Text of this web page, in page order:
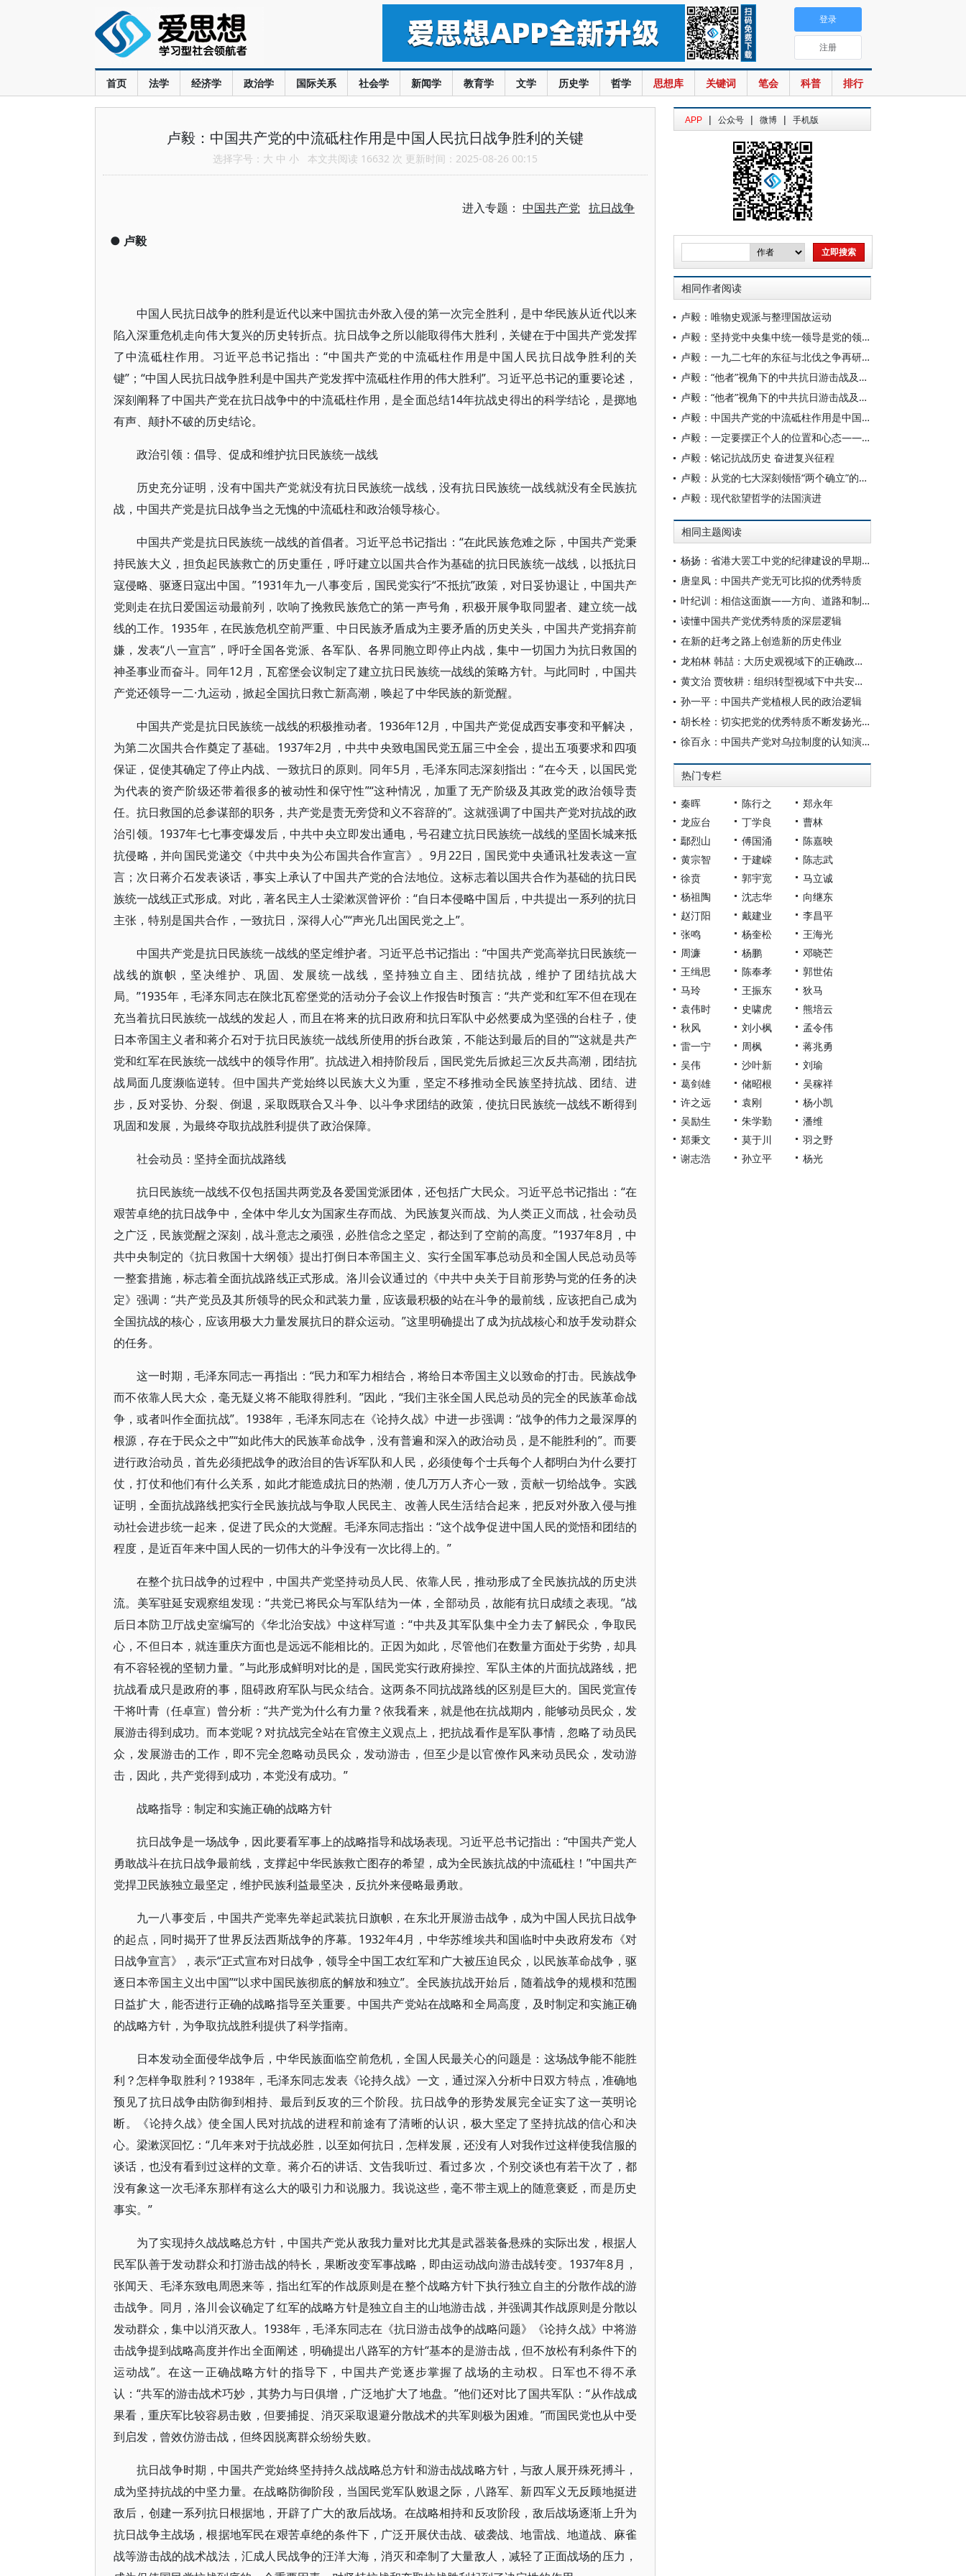
首页 法学 经济学 政治学 国际关系 社会学 新闻学 教育学 文学 历史学 哲学 思想库 关键词 笔会 科普 排行
登录
注册
卢毅：中国共产党的中流砥柱作用是中国人民抗日战争胜利的关键
选择字号： 大 中 小 本文共阅读 16632 次 更新时间：2025-08-26 00:15
进入专题： 中国共产党 抗日战争
● 卢毅
中国人民抗日战争的胜利是近代以来中国抗击外敌入侵的第一次完全胜利，是中华民族从近代以来
陷入深重危机走向伟大复兴的历史转折点。抗日战争之所以能取得伟大胜利，关键在于中国共产党发挥
了中流砥柱作用。习近平总书记指出：“中国共产党的中流砥柱作用是中国人民抗日战争胜利的关
键”；“中国人民抗日战争胜利是中国共产党发挥中流砥柱作用的伟大胜利”。习近平总书记的重要论述，
深刻阐释了中国共产党在抗日战争中的中流砥柱作用，是全面总结14年抗战史得出的科学结论，是掷地
有声、颠扑不破的历史结论。
政治引领：倡导、促成和维护抗日民族统一战线
历史充分证明，没有中国共产党就没有抗日民族统一战线，没有抗日民族统一战线就没有全民族抗
战，中国共产党是抗日战争当之无愧的中流砥柱和政治领导核心。
中国共产党是抗日民族统一战线的首倡者。习近平总书记指出：“在此民族危难之际，中国共产党秉
持民族大义，担负起民族救亡的历史重任，呼吁建立以国共合作为基础的抗日民族统一战线，以抵抗日
寇侵略、驱逐日寇出中国。”1931年九一八事变后，国民党实行“不抵抗”政策，对日妥协退让，中国共产
党则走在抗日爱国运动最前列，吹响了挽救民族危亡的第一声号角，积极开展争取同盟者、建立统一战
线的工作。1935年，在民族危机空前严重、中日民族矛盾成为主要矛盾的历史关头，中国共产党捐弃前
嫌，发表“八一宣言”，呼吁全国各党派、各军队、各界同胞立即停止内战，集中一切国力为抗日救国的
神圣事业而奋斗。同年12月，瓦窑堡会议制定了建立抗日民族统一战线的策略方针。与此同时，中国共
产党还领导一二·九运动，掀起全国抗日救亡新高潮，唤起了中华民族的新觉醒。
中国共产党是抗日民族统一战线的积极推动者。1936年12月，中国共产党促成西安事变和平解决，
为第二次国共合作奠定了基础。1937年2月，中共中央致电国民党五届三中全会，提出五项要求和四项
保证，促使其确定了停止内战、一致抗日的原则。同年5月，毛泽东同志深刻指出：“在今天，以国民党
为代表的资产阶级还带着很多的被动性和保守性”“这种情况，加重了无产阶级及其政党的政治领导责
任。抗日救国的总参谋部的职务，共产党是责无旁贷和义不容辞的”。这就强调了中国共产党对抗战的政
治引领。1937年七七事变爆发后，中共中央立即发出通电，号召建立抗日民族统一战线的坚固长城来抵
抗侵略，并向国民党递交《中共中央为公布国共合作宣言》。9月22日，国民党中央通讯社发表这一宣
言；次日蒋介石发表谈话，事实上承认了中国共产党的合法地位。这标志着以国共合作为基础的抗日民
族统一战线正式形成。对此，著名民主人士梁漱溟曾评价：“自日本侵略中国后，中共提出一系列的抗日
主张，特别是国共合作，一致抗日，深得人心”“声光几出国民党之上”。
中国共产党是抗日民族统一战线的坚定维护者。习近平总书记指出：“中国共产党高举抗日民族统一
战线的旗帜，坚决维护、巩固、发展统一战线，坚持独立自主、团结抗战，维护了团结抗战大
局。”1935年，毛泽东同志在陕北瓦窑堡党的活动分子会议上作报告时预言：“共产党和红军不但在现在
充当着抗日民族统一战线的发起人，而且在将来的抗日政府和抗日军队中必然要成为坚强的台柱子，使
日本帝国主义者和蒋介石对于抗日民族统一战线所使用的拆台政策，不能达到最后的目的”“这就是共产
党和红军在民族统一战线中的领导作用”。抗战进入相持阶段后，国民党先后掀起三次反共高潮，团结抗
战局面几度濒临逆转。但中国共产党始终以民族大义为重，坚定不移推动全民族坚持抗战、团结、进
步，反对妥协、分裂、倒退，采取既联合又斗争、以斗争求团结的政策，使抗日民族统一战线不断得到
巩固和发展，为最终夺取抗战胜利提供了政治保障。
社会动员：坚持全面抗战路线
抗日民族统一战线不仅包括国共两党及各爱国党派团体，还包括广大民众。习近平总书记指出：“在
艰苦卓绝的抗日战争中，全体中华儿女为国家生存而战、为民族复兴而战、为人类正义而战，社会动员
之广泛，民族觉醒之深刻，战斗意志之顽强，必胜信念之坚定，都达到了空前的高度。”1937年8月，中
共中央制定的《抗日救国十大纲领》提出打倒日本帝国主义、实行全国军事总动员和全国人民总动员等
一整套措施，标志着全面抗战路线正式形成。洛川会议通过的《中共中央关于目前形势与党的任务的决
定》强调：“共产党员及其所领导的民众和武装力量，应该最积极的站在斗争的最前线，应该把自己成为
全国抗战的核心，应该用极大力量发展抗日的群众运动。”这里明确提出了成为抗战核心和放手发动群众
的任务。
这一时期，毛泽东同志一再指出：“民力和军力相结合，将给日本帝国主义以致命的打击。民族战争
而不依靠人民大众，毫无疑义将不能取得胜利。”因此，“我们主张全国人民总动员的完全的民族革命战
争，或者叫作全面抗战”。1938年，毛泽东同志在《论持久战》中进一步强调：“战争的伟力之最深厚的
根源，存在于民众之中”“如此伟大的民族革命战争，没有普遍和深入的政治动员，是不能胜利的”。而要
进行政治动员，首先必须把战争的政治目的告诉军队和人民，必须使每个士兵每个人都明白为什么要打
仗，打仗和他们有什么关系，如此才能造成抗日的热潮，使几万万人齐心一致，贡献一切给战争。实践
证明，全面抗战路线把实行全民族抗战与争取人民民主、改善人民生活结合起来，把反对外敌入侵与推
动社会进步统一起来，促进了民众的大觉醒。毛泽东同志指出：“这个战争促进中国人民的觉悟和团结的
程度，是近百年来中国人民的一切伟大的斗争没有一次比得上的。”
在整个抗日战争的过程中，中国共产党坚持动员人民、依靠人民，推动形成了全民族抗战的历史洪
流。美军驻延安观察组发现：“共党已将民众与军队结为一体，全部动员，故能有抗日成绩之表现。”战
后日本防卫厅战史室编写的《华北治安战》中这样写道：“中共及其军队集中全力去了解民众，争取民
心，不但日本，就连重庆方面也是远远不能相比的。正因为如此，尽管他们在数量方面处于劣势，却具
有不容轻视的坚韧力量。”与此形成鲜明对比的是，国民党实行政府操控、军队主体的片面抗战路线，把
抗战看成只是政府的事，阻碍政府军队与民众结合。这两条不同抗战路线的区别是巨大的。国民党宣传
干将叶青（任卓宣）曾分析：“共产党为什么有力量？依我看来，就是他在抗战期内，能够动员民众，发
展游击得到成功。而本党呢？对抗战完全站在官僚主义观点上，把抗战看作是军队事情，忽略了动员民
众，发展游击的工作，即不完全忽略动员民众，发动游击，但至少是以官僚作风来动员民众，发动游
击，因此，共产党得到成功，本党没有成功。”
战略指导：制定和实施正确的战略方针
抗日战争是一场战争，因此要看军事上的战略指导和战场表现。习近平总书记指出：“中国共产党人
勇敢战斗在抗日战争最前线，支撑起中华民族救亡图存的希望，成为全民族抗战的中流砥柱！”中国共产
党捍卫民族独立最坚定，维护民族利益最坚决，反抗外来侵略最勇敢。
九一八事变后，中国共产党率先举起武装抗日旗帜，在东北开展游击战争，成为中国人民抗日战争
的起点，同时揭开了世界反法西斯战争的序幕。1932年4月，中华苏维埃共和国临时中央政府发布《对
日战争宣言》，表示“正式宣布对日战争，领导全中国工农红军和广大被压迫民众，以民族革命战争，驱
逐日本帝国主义出中国”“以求中国民族彻底的解放和独立”。全民族抗战开始后，随着战争的规模和范围
日益扩大，能否进行正确的战略指导至关重要。中国共产党站在战略和全局高度，及时制定和实施正确
的战略方针，为争取抗战胜利提供了科学指南。
日本发动全面侵华战争后，中华民族面临空前危机，全国人民最关心的问题是：这场战争能不能胜
利？怎样争取胜利？1938年，毛泽东同志发表《论持久战》一文，通过深入分析中日双方特点，准确地
预见了抗日战争由防御到相持、最后到反攻的三个阶段。抗日战争的形势发展完全证实了这一英明论
断。《论持久战》使全国人民对抗战的进程和前途有了清晰的认识，极大坚定了坚持抗战的信心和决
心。梁漱溟回忆：“几年来对于抗战必胜，以至如何抗日，怎样发展，还没有人对我作过这样使我信服的
谈话，也没有看到过这样的文章。蒋介石的讲话、文告我听过、看过多次，个别交谈也有若干次了，都
没有象这一次毛泽东那样有这么大的吸引力和说服力。我说这些，毫不带主观上的随意褒贬，而是历史
事实。”
为了实现持久战战略总方针，中国共产党从敌我力量对比尤其是武器装备悬殊的实际出发，根据人
民军队善于发动群众和打游击战的特长，果断改变军事战略，即由运动战向游击战转变。1937年8月，
张闻天、毛泽东致电周恩来等，指出红军的作战原则是在整个战略方针下执行独立自主的分散作战的游
击战争。同月，洛川会议确定了红军的战略方针是独立自主的山地游击战，并强调其作战原则是分散以
发动群众，集中以消灭敌人。1938年，毛泽东同志在《抗日游击战争的战略问题》《论持久战》中将游
击战争提到战略高度并作出全面阐述，明确提出八路军的方针“基本的是游击战，但不放松有利条件下的
运动战”。在这一正确战略方针的指导下，中国共产党逐步掌握了战场的主动权。日军也不得不承
认：“共军的游击战术巧妙，其势力与日俱增，广泛地扩大了地盘。”他们还对比了国共军队：“从作战成
果看，重庆军比较容易击败，但要捕捉、消灭采取退避分散战术的共军则极为困难。”而国民党也从中受
到启发，曾效仿游击战，但终因脱离群众纷纷失败。
抗日战争时期，中国共产党始终坚持持久战战略总方针和游击战战略方针，与敌人展开殊死搏斗，
成为坚持抗战的中坚力量。在战略防御阶段，当国民党军队败退之际，八路军、新四军义无反顾地挺进
敌后，创建一系列抗日根据地，开辟了广大的敌后战场。在战略相持和反攻阶段，敌后战场逐渐上升为
抗日战争主战场，根据地军民在艰苦卓绝的条件下，广泛开展伏击战、破袭战、地雷战、地道战、麻雀
战等游击战的战术战法，汇成人民战争的汪洋大海，消灭和牵制了大量敌人，减轻了正面战场的压力，
APP | 公众号 | 微博 | 手机版
相同作者阅读
卢毅：唯物史观派与整理国故运动
卢毅：坚持党中央集中统一领导是党的领导的最高原则
卢毅：一九二七年的东征与北伐之争再研究
卢毅：“他者”视角下的中共抗日游击战及其历史贡献
卢毅：“他者”视角下的中共抗日游击战及其历史贡献
卢毅：中国共产党的中流砥柱作用是中国人民抗日战争胜利的关键
卢毅：一定要摆正个人的位置和心态——重温陈云《要讲真理，不要讲面子》
卢毅：铭记抗战历史 奋进复兴征程
卢毅：从党的七大深刻领悟“两个确立”的决定性意义
卢毅：现代欲望哲学的法国演进
相同主题阅读
杨扬：省港大罢工中党的纪律建设的早期探索
唐皇凤：中国共产党无可比拟的优秀特质
叶纪训：相信这面旗——方向、道路和制度上擎起党的一面旗
读懂中国共产党优秀特质的深层逻辑
在新的赶考之路上创造新的历史伟业
龙柏林 韩喆：大历史观视域下的正确政绩观
黄文治 贾牧耕：组织转型视域下中共安徽省临时委员会的“两建两废”（1927—1931）
孙一平：中国共产党植根人民的政治逻辑
胡长栓：切实把党的优秀特质不断发扬光大
徐百永：中国共产党对乌拉制度的认知演变与西藏民主改革
热门专栏
秦晖 陈行之
郑永年
龙应台
丁学良
曹林
鄢烈山
傅国涌
陈嘉映
黄宗智
于建嵘
陈志武
徐贲
郭宇宽
马立诚
杨祖陶
沈志华
向继东
赵汀阳
戴建业
李昌平
张鸣
杨奎松
王海光
周濂
杨鹏
邓晓芒
王缉思
陈奉孝
郭世佑
马玲
王振东
狄马
袁伟时
史啸虎
熊培云
秋风
刘小枫
孟令伟
雷一宁
周枫
蒋兆勇
吴伟
沙叶新
刘瑜
葛剑雄
储昭根
吴稼祥
许之远
袁刚
杨小凯
吴励生
朱学勤
潘维
郑秉文
莫于川
羽之野
谢志浩
孙立平 杨光